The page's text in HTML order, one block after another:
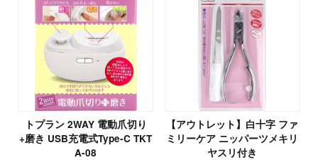
トプラン 2WAY 電動爪切り
+磨き USB充電式Type-C TKT
A-08
【アウトレット】白十字 ファ
ミリーケア ニッパーツメキリ
ヤスリ付き